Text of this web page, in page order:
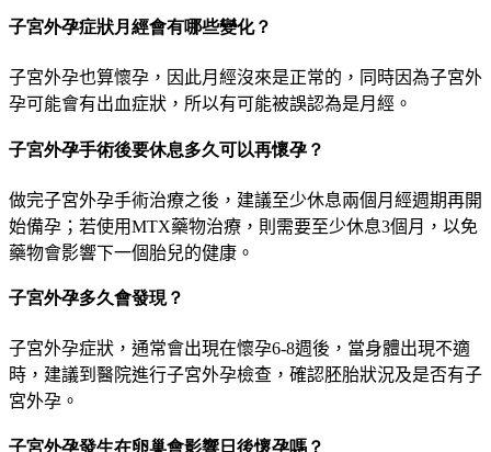
子宮外孕症狀月經會有哪些變化？
子宮外孕也算懷孕，因此月經沒來是正常的，同時因為子宮外
孕可能會有出血症狀，所以有可能被誤認為是月經。
子宮外孕手術後要休息多久可以再懷孕？
做完子宮外孕手術治療之後， 建議至少休息兩個月經週期再開
始備孕 ；若使用MTX藥物治療，則需要至少休息3個月，以免
藥物會影響下一個胎兒的健康。
子宮外孕多久會發現？
子宮外孕症狀，通常會出現在懷孕6-8週後，當身體出現不適
時，建議到醫院進行子宮外孕檢查，確認胚胎狀況及是否有子
宮外孕。
子宮外孕發生在卵巢會影響日後懷孕嗎？